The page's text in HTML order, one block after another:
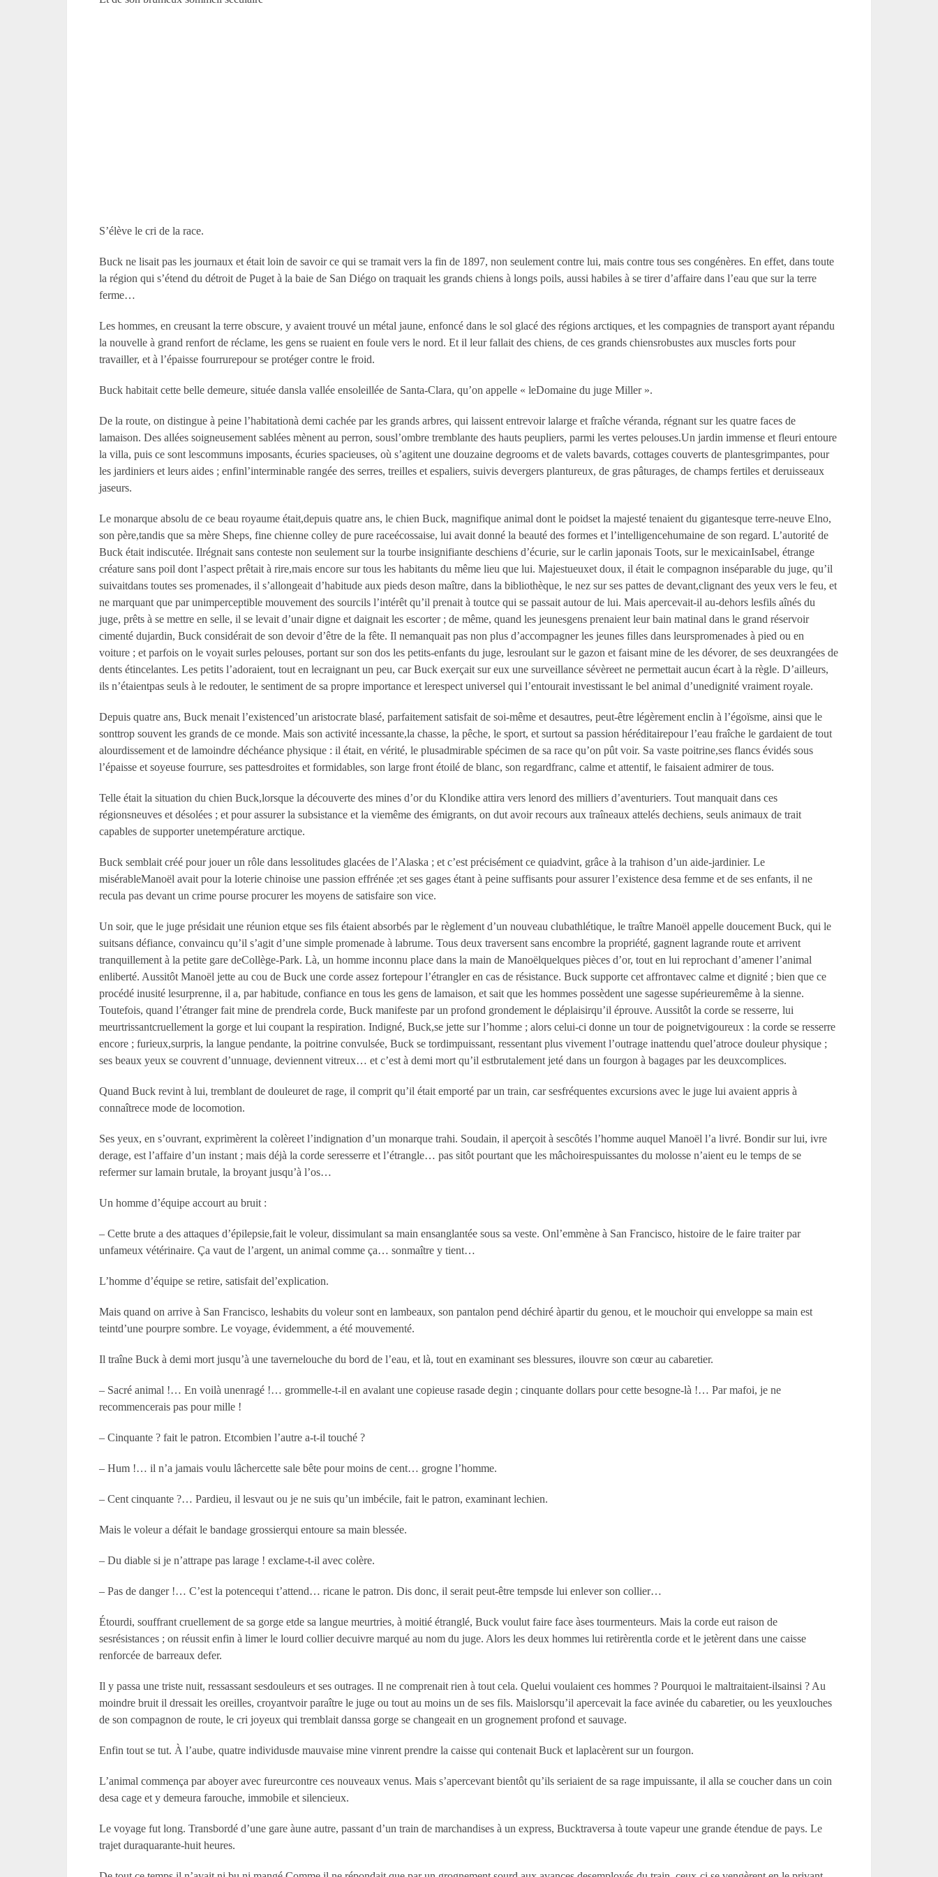
S’élève le cri de la race.
Buck ne lisait pas les journaux et était loin de savoir ce qui se tramait vers la fin de 1897, non seulement contre lui, mais contre tous ses congénères. En effet, dans toute
la région qui s’étend du détroit de Puget à la baie de San Diégo on traquait les grands chiens à longs poils, aussi habiles à se tirer d’affaire dans l’eau que sur la terre
ferme…
Les hommes, en creusant la terre obscure, y avaient trouvé un métal jaune, enfoncé dans le sol glacé des régions arctiques, et les compagnies de transport ayant répandu
la nouvelle à grand renfort de réclame, les gens se ruaient en foule vers le nord. Et il leur fallait des chiens, de ces grands chiensrobustes aux muscles forts pour
travailler, et à l’épaisse fourrurepour se protéger contre le froid.
Buck habitait cette belle demeure, située dansla vallée ensoleillée de Santa-Clara, qu’on appelle « leDomaine du juge Miller ».
De la route, on distingue à peine l’habitationà demi cachée par les grands arbres, qui laissent entrevoir lalarge et fraîche véranda, régnant sur les quatre faces de
lamaison. Des allées soigneusement sablées mènent au perron, sousl’ombre tremblante des hauts peupliers, parmi les vertes pelouses.Un jardin immense et fleuri entoure
la villa, puis ce sont lescommuns imposants, écuries spacieuses, où s’agitent une douzaine degrooms et de valets bavards, cottages couverts de plantesgrimpantes, pour
les jardiniers et leurs aides ; enfinl’interminable rangée des serres, treilles et espaliers, suivis devergers plantureux, de gras pâturages, de champs fertiles et deruisseaux
jaseurs.
Le monarque absolu de ce beau royaume était,depuis quatre ans, le chien Buck, magnifique animal dont le poidset la majesté tenaient du gigantesque terre-neuve Elno,
son père,tandis que sa mère Sheps, fine chienne colley de pure raceécossaise, lui avait donné la beauté des formes et l’intelligencehumaine de son regard. L’autorité de
Buck était indiscutée. Ilrégnait sans conteste non seulement sur la tourbe insignifiante deschiens d’écurie, sur le carlin japonais Toots, sur le mexicainIsabel, étrange
créature sans poil dont l’aspect prêtait à rire,mais encore sur tous les habitants du même lieu que lui. Majestueuxet doux, il était le compagnon inséparable du juge, qu’il
suivaitdans toutes ses promenades, il s’allongeait d’habitude aux pieds deson maître, dans la bibliothèque, le nez sur ses pattes de devant,clignant des yeux vers le feu, et
ne marquant que par unimperceptible mouvement des sourcils l’intérêt qu’il prenait à toutce qui se passait autour de lui. Mais apercevait-il au-dehors lesfils aînés du
juge, prêts à se mettre en selle, il se levait d’unair digne et daignait les escorter ; de même, quand les jeunesgens prenaient leur bain matinal dans le grand réservoir
cimenté dujardin, Buck considérait de son devoir d’être de la fête. Il nemanquait pas non plus d’accompagner les jeunes filles dans leurspromenades à pied ou en
voiture ; et parfois on le voyait surles pelouses, portant sur son dos les petits-enfants du juge, lesroulant sur le gazon et faisant mine de les dévorer, de ses deuxrangées de
dents étincelantes. Les petits l’adoraient, tout en lecraignant un peu, car Buck exerçait sur eux une surveillance sévèreet ne permettait aucun écart à la règle. D’ailleurs,
ils n’étaientpas seuls à le redouter, le sentiment de sa propre importance et lerespect universel qui l’entourait investissant le bel animal d’unedignité vraiment royale.
Depuis quatre ans, Buck menait l’existenced’un aristocrate blasé, parfaitement satisfait de soi-même et desautres, peut-être légèrement enclin à l’égoïsme, ainsi que le
sonttrop souvent les grands de ce monde. Mais son activité incessante,la chasse, la pêche, le sport, et surtout sa passion héréditairepour l’eau fraîche le gardaient de tout
alourdissement et de lamoindre déchéance physique : il était, en vérité, le plusadmirable spécimen de sa race qu’on pût voir. Sa vaste poitrine,ses flancs évidés sous
l’épaisse et soyeuse fourrure, ses pattesdroites et formidables, son large front étoilé de blanc, son regardfranc, calme et attentif, le faisaient admirer de tous.
Telle était la situation du chien Buck,lorsque la découverte des mines d’or du Klondike attira vers lenord des milliers d’aventuriers. Tout manquait dans ces
régionsneuves et désolées ; et pour assurer la subsistance et la viemême des émigrants, on dut avoir recours aux traîneaux attelés dechiens, seuls animaux de trait
capables de supporter unetempérature arctique.
Buck semblait créé pour jouer un rôle dans lessolitudes glacées de l’Alaska ; et c’est précisément ce quiadvint, grâce à la trahison d’un aide-jardinier. Le
misérableManoël avait pour la loterie chinoise une passion effrénée ;et ses gages étant à peine suffisants pour assurer l’existence desa femme et de ses enfants, il ne
recula pas devant un crime pourse procurer les moyens de satisfaire son vice.
Un soir, que le juge présidait une réunion etque ses fils étaient absorbés par le règlement d’un nouveau clubathlétique, le traître Manoël appelle doucement Buck, qui le
suitsans défiance, convaincu qu’il s’agit d’une simple promenade à labrume. Tous deux traversent sans encombre la propriété, gagnent lagrande route et arrivent
tranquillement à la petite gare deCollège-Park. Là, un homme inconnu place dans la main de Manoëlquelques pièces d’or, tout en lui reprochant d’amener l’animal
enliberté. Aussitôt Manoël jette au cou de Buck une corde assez fortepour l’étrangler en cas de résistance. Buck supporte cet affrontavec calme et dignité ; bien que ce
procédé inusité lesurprenne, il a, par habitude, confiance en tous les gens de lamaison, et sait que les hommes possèdent une sagesse supérieuremême à la sienne.
Toutefois, quand l’étranger fait mine de prendrela corde, Buck manifeste par un profond grondement le déplaisirqu’il éprouve. Aussitôt la corde se resserre, lui
meurtrissantcruellement la gorge et lui coupant la respiration. Indigné, Buck,se jette sur l’homme ; alors celui-ci donne un tour de poignetvigoureux : la corde se resserre
encore ; furieux,surpris, la langue pendante, la poitrine convulsée, Buck se tordimpuissant, ressentant plus vivement l’outrage inattendu quel’atroce douleur physique ;
ses beaux yeux se couvrent d’unnuage, deviennent vitreux… et c’est à demi mort qu’il estbrutalement jeté dans un fourgon à bagages par les deuxcomplices.
Quand Buck revint à lui, tremblant de douleuret de rage, il comprit qu’il était emporté par un train, car sesfréquentes excursions avec le juge lui avaient appris à
connaîtrece mode de locomotion.
Ses yeux, en s’ouvrant, exprimèrent la colèreet l’indignation d’un monarque trahi. Soudain, il aperçoit à sescôtés l’homme auquel Manoël l’a livré. Bondir sur lui, ivre
derage, est l’affaire d’un instant ; mais déjà la corde seresserre et l’étrangle… pas sitôt pourtant que les mâchoirespuissantes du molosse n’aient eu le temps de se
refermer sur lamain brutale, la broyant jusqu’à l’os…
Un homme d’équipe accourt au bruit :
– Cette brute a des attaques d’épilepsie,fait le voleur, dissimulant sa main ensanglantée sous sa veste. Onl’emmène à San Francisco, histoire de le faire traiter par
unfameux vétérinaire. Ça vaut de l’argent, un animal comme ça… sonmaître y tient…
L’homme d’équipe se retire, satisfait del’explication.
Mais quand on arrive à San Francisco, leshabits du voleur sont en lambeaux, son pantalon pend déchiré àpartir du genou, et le mouchoir qui enveloppe sa main est
teintd’une pourpre sombre. Le voyage, évidemment, a été mouvementé.
Il traîne Buck à demi mort jusqu’à une tavernelouche du bord de l’eau, et là, tout en examinant ses blessures, ilouvre son cœur au cabaretier.
– Sacré animal !… En voilà unenragé !… grommelle-t-il en avalant une copieuse rasade degin ; cinquante dollars pour cette besogne-là !… Par mafoi, je ne
recommencerais pas pour mille !
– Cinquante ? fait le patron. Etcombien l’autre a-t-il touché ?
– Hum !… il n’a jamais voulu lâchercette sale bête pour moins de cent… grogne l’homme.
– Cent cinquante ?… Pardieu, il lesvaut ou je ne suis qu’un imbécile, fait le patron, examinant lechien.
Mais le voleur a défait le bandage grossierqui entoure sa main blessée.
– Du diable si je n’attrape pas larage ! exclame-t-il avec colère.
– Pas de danger !… C’est la potencequi t’attend… ricane le patron. Dis donc, il serait peut-être tempsde lui enlever son collier…
Étourdi, souffrant cruellement de sa gorge etde sa langue meurtries, à moitié étranglé, Buck voulut faire face àses tourmenteurs. Mais la corde eut raison de
sesrésistances ; on réussit enfin à limer le lourd collier decuivre marqué au nom du juge. Alors les deux hommes lui retirèrentla corde et le jetèrent dans une caisse
renforcée de barreaux defer.
Il y passa une triste nuit, ressassant sesdouleurs et ses outrages. Il ne comprenait rien à tout cela. Quelui voulaient ces hommes ? Pourquoi le maltraitaient-ilsainsi ? Au
moindre bruit il dressait les oreilles, croyantvoir paraître le juge ou tout au moins un de ses fils. Maislorsqu’il apercevait la face avinée du cabaretier, ou les yeuxlouches
de son compagnon de route, le cri joyeux qui tremblait danssa gorge se changeait en un grognement profond et sauvage.
Enfin tout se tut. À l’aube, quatre individusde mauvaise mine vinrent prendre la caisse qui contenait Buck et laplacèrent sur un fourgon.
L’animal commença par aboyer avec fureurcontre ces nouveaux venus. Mais s’apercevant bientôt qu’ils seriaient de sa rage impuissante, il alla se coucher dans un coin
desa cage et y demeura farouche, immobile et silencieux.
Le voyage fut long. Transbordé d’une gare àune autre, passant d’un train de marchandises à un express, Bucktraversa à toute vapeur une grande étendue de pays. Le
trajet duraquarante-huit heures.